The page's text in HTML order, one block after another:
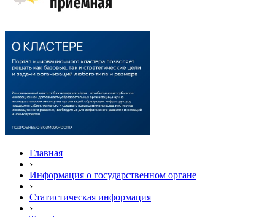
Главная
›
Информация о государственном органе
›
Статистическая информация
›